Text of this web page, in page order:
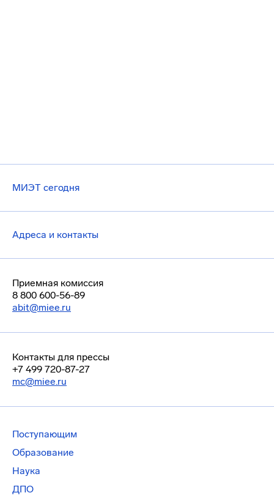
МИЭТ сегодня
Адреса и контакты
Приемная комиссия
8 800 600-56-89
abit@miee.ru
Контакты для прессы
+7 499 720-87-27
mc@miee.ru
Поступающим
Образование
Наука
ДПО